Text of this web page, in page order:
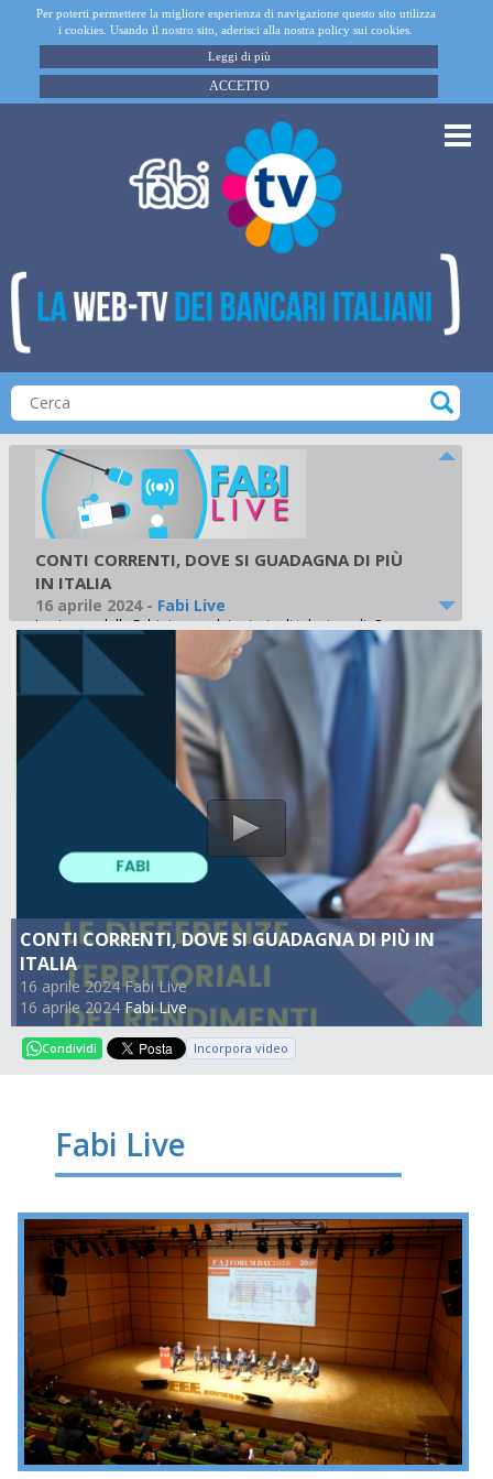
Per poterti permettere la migliore esperienza di navigazione questo sito utilizza
i cookies. Usando il nostro sito, aderisci alla nostra policy sui cookies.
Leggi di più
ACCETTO
CONTI CORRENTI, DOVE SI GUADAGNA DI PIÙ IN
ITALIA
16 aprile 2024 Fabi Live
16 aprile 2024 Fabi Live
CONTI CORRENTI, DOVE SI GUADAGNA DI PIÙ
IN ITALIA
16 aprile 2024- Fabi Live
La ricerca della Fabi ripresa dai principali telegiornali. Con
5.000 euro sul conto corrente in banca si guadagnano 18,2
euro l’anno a Trento e Bolzano, 15 euro a Firenze, 13 euro a
Roma, 11 euro a Milano e Perugia
Condividi Incorpora video
Fabi Live